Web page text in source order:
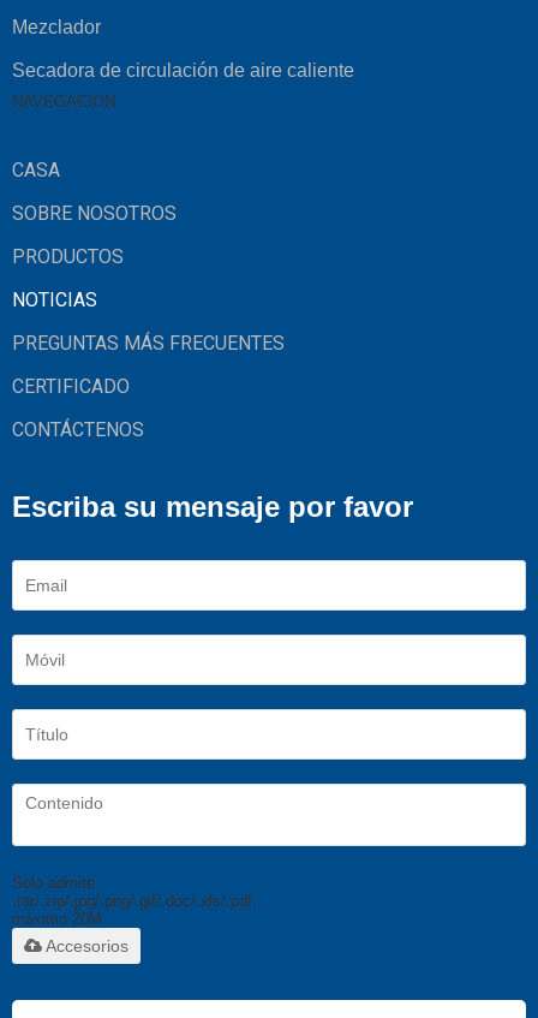
Mezclador
Secadora de circulación de aire caliente
NAVEGACIÓN
CASA
SOBRE NOSOTROS
PRODUCTOS
NOTICIAS
PREGUNTAS MÁS FRECUENTES
CERTIFICADO
CONTÁCTENOS
Escriba su mensaje por favor
Solo admite
.rar/.zip/.jpg/.png/.gif/.doc/.xls/.pdf,
máximo 20M
Accesorios